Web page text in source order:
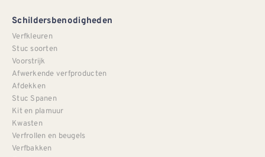
Schildersbenodigheden
Verfkleuren
Stuc soorten
Voorstrijk
Afwerkende verfproducten
Afdekken
Stuc Spanen
Kit en plamuur
Kwasten
Verfrollen en beugels
Verfbakken